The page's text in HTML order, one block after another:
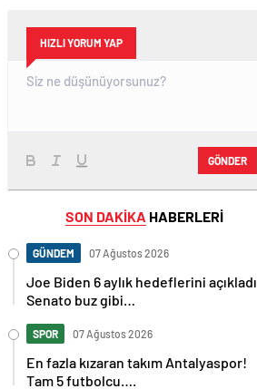
HIZLI YORUM YAP
GÖNDER
SON DAKİKA HABERLERİ
GÜNDEM 07 Ağustos 2026
Joe Biden 6 aylık hedeflerini açıkladı.
Senato buz gibi…
SPOR 07 Ağustos 2026
En fazla kızaran takım Antalyaspor!
Tam 5 futbolcu….